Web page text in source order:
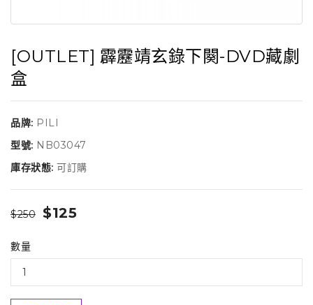
[OUTLET] 霹靂靖玄錄下闋-DVD藏劇
盒
品牌: PILI
型號: NB03047
庫存狀態: 可訂購
$250 $125
數量